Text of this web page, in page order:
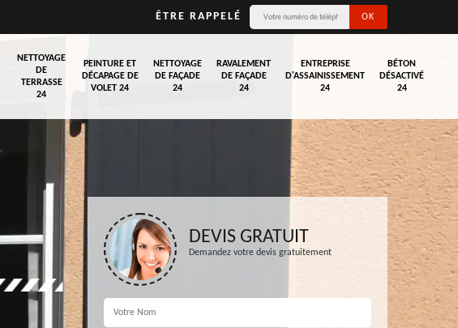
ÊTRE RAPPELÉ
NETTOYAGE
DE
TERRASSE
24
PEINTURE ET
DÉCAPAGE DE
VOLET 24
NETTOYAGE
DE FAÇADE
24
RAVALEMENT
DE FAÇADE
24
ENTREPRISE
D'ASSAINISSEMENT
24
BÉTON
DÉSACTIVÉ
24
DEVIS GRATUIT
Demandez votre devis gratuitement